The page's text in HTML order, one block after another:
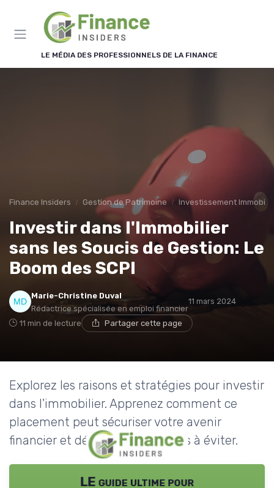
LE MÉDIA DES PROFESSIONNELS DE LA FINANCE
Finance Insiders Gestion de Patrimoine Investissement
Investir dans l'Immobilier
sans les Soucis de Gestion: Le
Boom des SCPI
Marie-Christine Duval
Rédactrice spécialisée en emploi financier
11 mars 2024
11 min de lecture Partager cette page
Explorez les raisons et stratégies pour investir
dans l'immobilier. Apprenez comment ce
placement peut sécuriser votre avenir
financier et découvrez les pièges à éviter.
LE guide ultime pour